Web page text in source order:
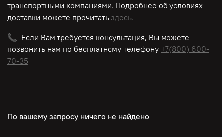
транспортными компаниями. Подробнее об условиях
доставки можете прочитать здесь.
📞 Если Вам требуется консультация, Вы можете
позвонить нам по бесплатному телефону +7(800) 600-
70-35
По вашему запросу ничего не найдено